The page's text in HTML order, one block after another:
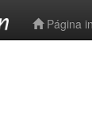
Página